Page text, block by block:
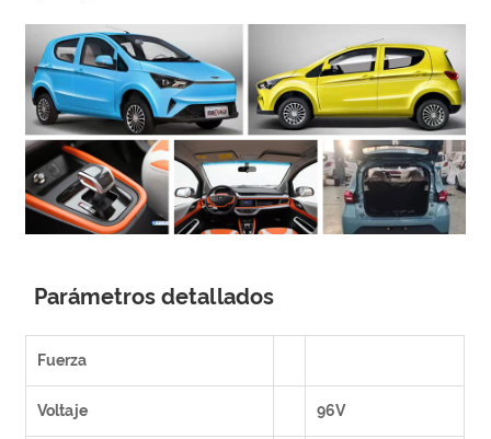
Parámetros detallados
Fuerza
Voltaje 96V